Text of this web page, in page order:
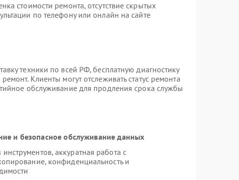
стоимости ремонта, отсутствие скрытых
по телефону или онлайн на сайте
техники по всей РФ, бесплатную диагностику
Клиенты могут отслеживать статус ремонта
обслуживание для продления срока службы
и безопасное обслуживание данных
аккуратная работа с
конфиденциальность и